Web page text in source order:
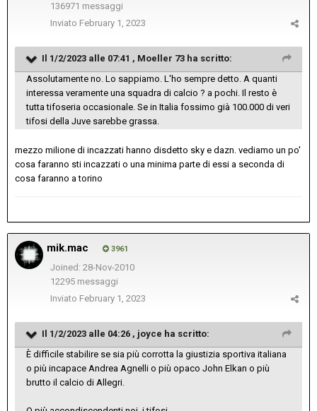
136971 messaggi
Inviato February 1, 2023
Il 1/2/2023 alle 07:41 , Moeller 73 ha scritto:
Assolutamente no. Lo sappiamo. L'ho sempre detto. A quanti
interessa veramente una squadra di calcio ? a pochi. Il resto è
tutta tifoseria occasionale. Se in Italia fossimo già 100.000 di veri
tifosi della Juve sarebbe grassa.
mezzo milione di incazzati hanno disdetto sky e dazn. vediamo un po'
cosa faranno sti incazzati o una minima parte di essi a seconda di
cosa faranno a torino
mik.mac 3961
Joined: 28-Nov-2010
12295 messaggi
Inviato February 1, 2023
Il 1/2/2023 alle 04:26 , joyce ha scritto:
È difficile stabilire se sia più corrotta la giustizia sportiva italiana
o più incapace Andrea Agnelli o più opaco John Elkan o più
brutto il calcio di Allegri.